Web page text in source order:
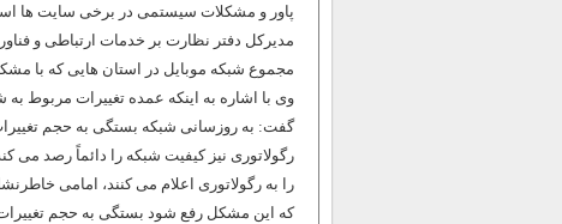
پاور و مشکلات سیستمی در برخی سایت ‌ها
مدیرکل دفتر نظارت بر خدمات ارتباطی و
مجموع شبکه موبایل در استان‌ هایی که با مشکل مواجه بوده است
وی با اشاره به اینکه عمده تغییرات مربوط به
گفت: به روزسانی شبکه بستگی به حجم تغییرات
رگولاتوری نیز کیفیت شبکه را دائماً رصد می
را به رگولاتوری اعلام می ‌کنند، امامی
که این مشکل رفع شود بستگی به حجم تغییرات